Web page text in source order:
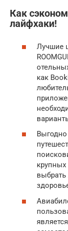
Как
лайфхаки!
Лучшие
как
Выгодно
крупных